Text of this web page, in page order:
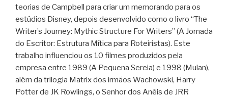
teorias de Campbell para criar um memorando para os
estúdios Disney, depois desenvolvido como o livro “The
Writer’s Journey: Mythic Structure For Writers” (A Jornada
do Escritor: Estrutura Mítica para Roteiristas). Este
trabalho influenciou os 10 filmes produzidos pela
empresa entre 1989 (A Pequena Sereia) e 1998 (Mulan),
além da trilogia Matrix dos irmãos Wachowski, Harry
Potter de JK Rowlings, o Senhor dos Anéis de JRR